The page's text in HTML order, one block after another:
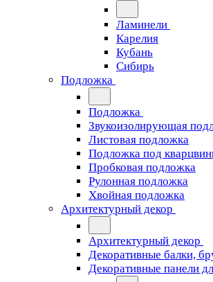
Ламинели
Карелия
Кубань
Сибирь
Подложка
Подложка
Звукоизолирующая
Листовая подложка
Подложка под
Пробковая подложка
Рулонная подложка
Хвойная подложка
Архитектурный декор
Архитектурный декор
Декоративные балки,
Декоративные панели